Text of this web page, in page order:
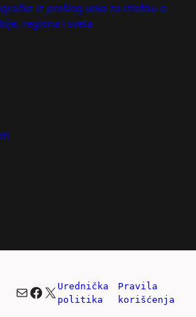
iz prošlog veka za izložbu o
regiona i sveta
Mail
Facebook
X Urednička
politika
Pravila
korišćenja